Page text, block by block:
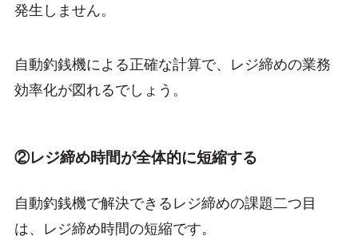
発生しません。
自動釣銭機による正確な計算で、レジ締めの業務
効率化が図れるでしょう。
②レジ締め時間が全体的に短縮する
自動釣銭機で解決できるレジ締めの課題二つ目
は、レジ締め時間の短縮です。